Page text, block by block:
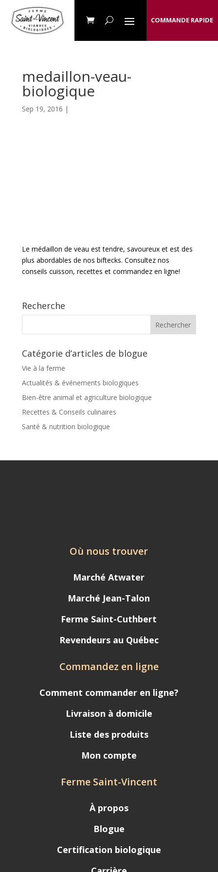
COMMANDE RAPIDE
medaillon-veau-
biologique
Sep 19, 2016 |
Le médaillon de veau est tendre, savoureux et est des
plus abordables de nos biftecks. Consultez nos
conseils cuisson, recettes et commandez en ligne!
Recherche
Catégorie d’articles de blogue
Vie à la ferme
Actualités & événements biologiques
Bien-être animal et agriculture biologique
Recettes & Conseils culinaires
Santé & nutrition biologique
Où nous trouver
Marché Atwater
Marché Jean-Talon
Ferme Saint-Cuthbert
Revendeurs au Québec
Commandez en ligne
Comment commander en ligne?
Livraison à domicile
Liste des produits
Mon compte
Ferme Saint-Vincent
À propos
Blogue
Certification biologique